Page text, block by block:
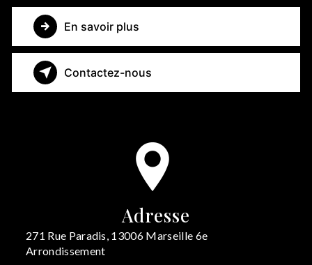
En savoir plus
Contactez-nous
Adresse
271 Rue Paradis, 13006 Marseille 6e
Arrondissement